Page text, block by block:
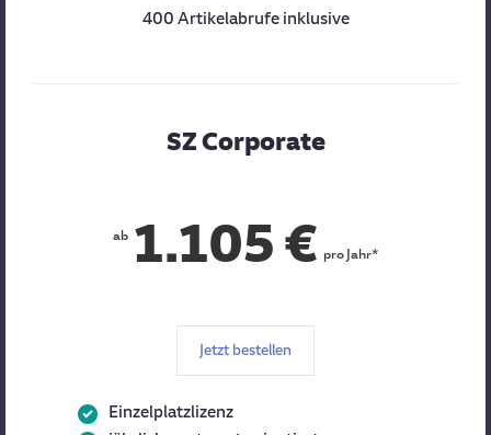
400 Artikelabrufe inklusive
SZ Corporate
ab 1.105 € pro Jahr*
Jetzt bestellen
Einzelplatzlizenz